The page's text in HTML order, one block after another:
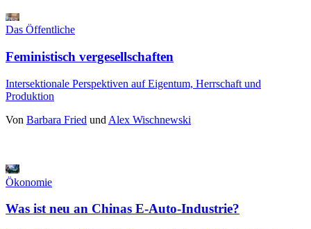
Das Öffentliche
Feministisch vergesellschaften
Intersektionale Perspektiven auf Eigentum, Herrschaft und
Produktion
Von Barbara Fried und Alex Wischnewski
Ökonomie
Was ist neu an Chinas E-Auto-Industrie?